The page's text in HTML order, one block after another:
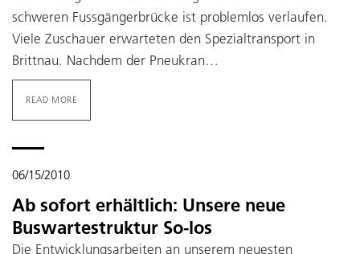
schweren Fussgängerbrücke ist problemlos verlaufen.
Viele Zuschauer erwarteten den Spezialtransport in
Brittnau. Nachdem der Pneukran…
READ MORE
06/15/2010
Ab sofort erhältlich: Unsere neue
Buswartestruktur So-los
Die Entwicklungsarbeiten an unserem neuesten